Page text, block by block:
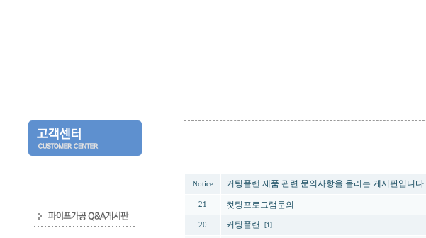
Notice 커팅플랜 제품 관련 문의사항을 올리는 게시판입니다.
21 컷팅프로그램문의
20 커팅플랜 [1]